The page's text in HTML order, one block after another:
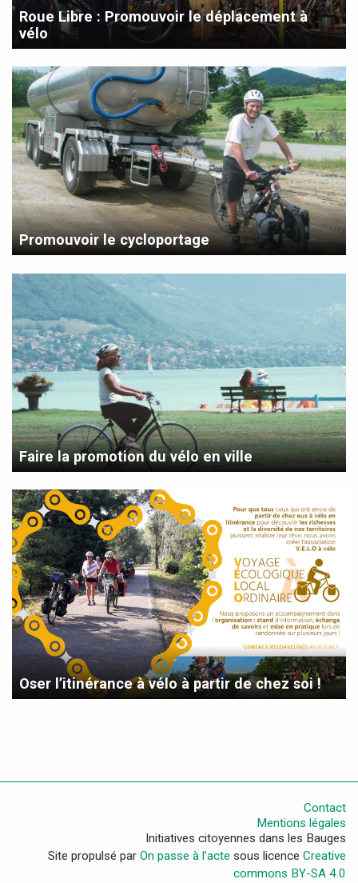
Roue Libre : Promouvoir le déplacement à
vélo
Promouvoir le cycloportage
Faire la promotion du vélo en ville
Oser l’itinérance à vélo à partir de chez soi !
Contact
Mentions légales
Initiatives citoyennes dans les Bauges
Site propulsé par On passe à l’acte sous licence Creative
commons BY-SA 4.0